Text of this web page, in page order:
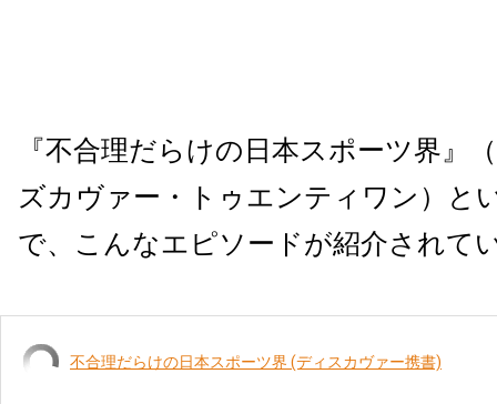
『不合理だらけの日本スポーツ界』
ズカヴァー・トゥエンティワン）と
で、こんなエピソードが紹介されて
不合理だらけの日本スポーツ界 (ディスカヴァー携書)